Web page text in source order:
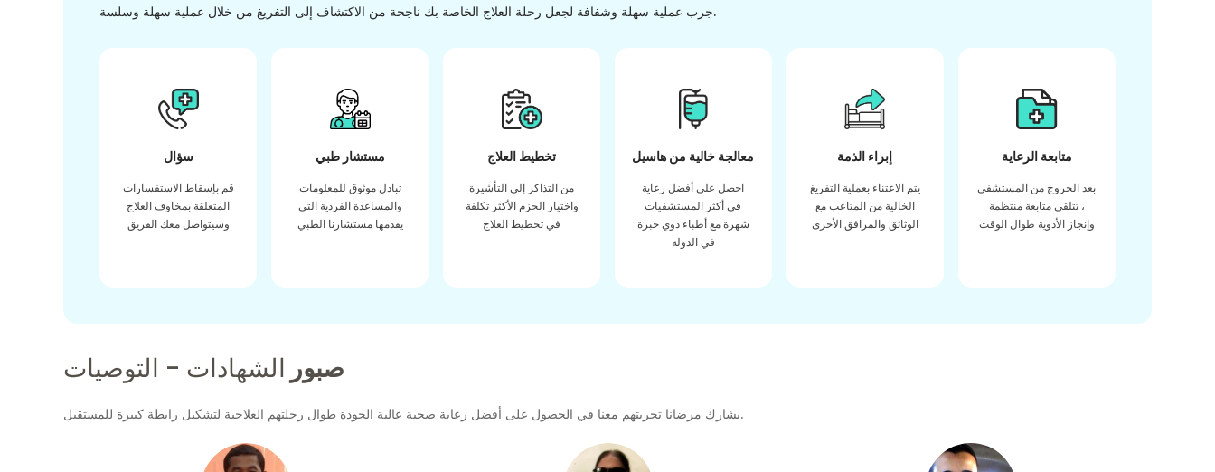
جرب عملية سهلة وشفافة لجعل رحلة العلاج الخاصة بك ناجحة من الاكتشاف إلى التفريغ من خلال عملية سهلة وسلسة.
سؤال
قم بإسقاط الاستفسارات
المتعلقة بمخاوف العلاج
وسيتواصل معك الفريق
مستشار طبي
تبادل موثوق للمعلومات
والمساعدة الفردية التي
يقدمها مستشارنا الطبي
تخطيط العلاج
من التذاكر إلى التأشيرة
واختيار الحزم الأكثر تكلفة
في تخطيط العلاج
معالجة خالية من هاسيل
احصل على أفضل رعاية
في أكثر المستشفيات
شهرة مع أطباء ذوي خبرة
في الدولة
إبراء الذمة
يتم الاعتناء بعملية التفريغ
الخالية من المتاعب مع
الوثائق والمرافق الأخرى
متابعة الرعاية
بعد الخروج من المستشفى
، تتلقى متابعة منتظمة
وإنجاز الأدوية طوال الوقت
صبور الشهادات - التوصيات
يشارك مرضانا تجربتهم معنا في الحصول على أفضل رعاية صحية عالية الجودة طوال رحلتهم العلاجية لتشكيل رابطة كبيرة للمستقبل.